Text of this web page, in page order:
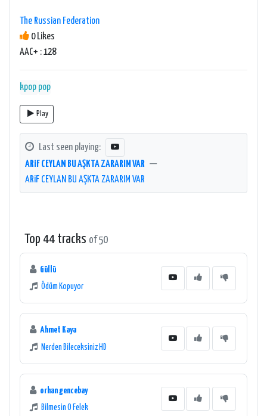
The Russian Federation
0 Likes
AAC+ : 128
kpop pop
Play
Last seen playing:
ARiF CEYLAN BU AŞKTA ZARARIM VAR —
ARiF CEYLAN BU AŞKTA ZARARIM VAR
Top 44 tracks of 50
Güllü
Ödüm Kopuyor
Ahmet Kaya
Nerden Bileceksiniz HD
orhan gencebay
Bilmesin O Felek